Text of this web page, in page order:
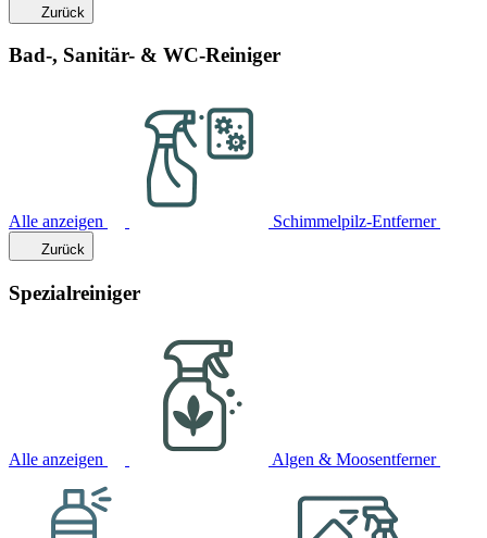
Zurück
Bad-, Sanitär- & WC-Reiniger
Alle anzeigen Schimmelpilz-Entferner
Zurück
Spezialreiniger
Alle anzeigen Algen & Moosentferner